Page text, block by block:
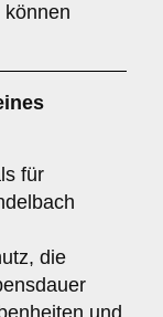
für
die
und